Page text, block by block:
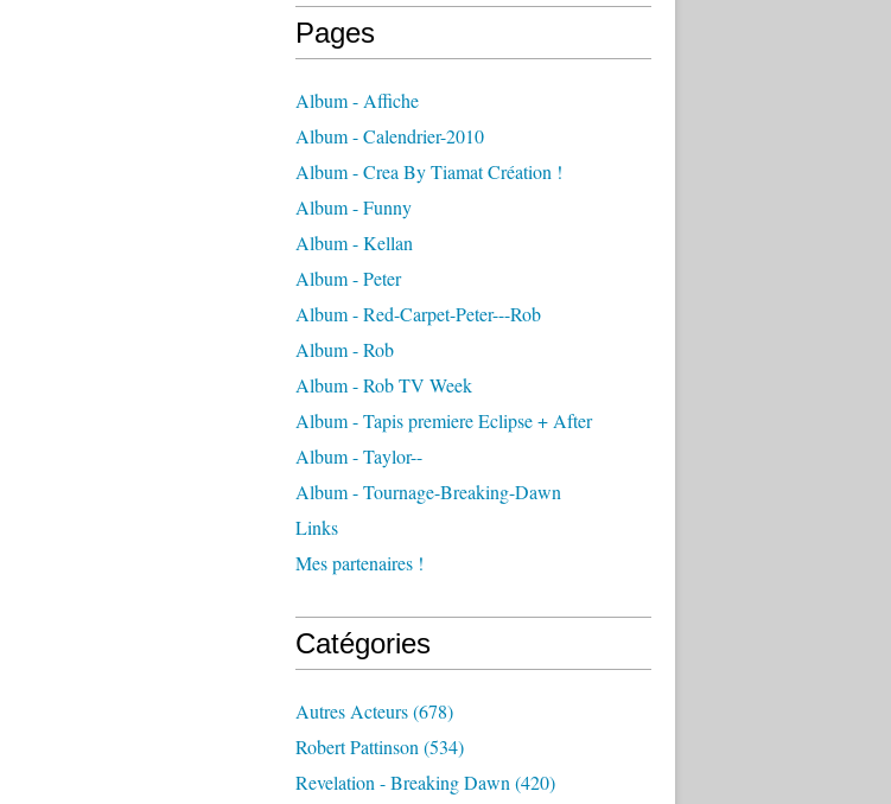
Pages
Album - Affiche
Album - Calendrier-2010
Album - Crea By Tiamat Création !
Album - Funny
Album - Kellan
Album - Peter
Album - Red-Carpet-Peter---Rob
Album - Rob
Album - Rob TV Week
Album - Tapis premiere Eclipse + After
Album - Taylor--
Album - Tournage-Breaking-Dawn
Links
Mes partenaires !
Catégories
Autres Acteurs(678)
Robert Pattinson (534)
Revelation - Breaking Dawn (420)